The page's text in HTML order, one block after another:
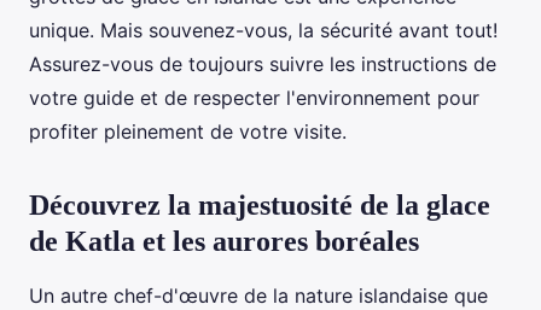
unique. Mais souvenez-vous, la sécurité avant tout!
Assurez-vous de toujours suivre les instructions de
votre guide et de respecter l'environnement pour
profiter pleinement de votre visite.
Découvrez la majestuosité de la glace
de Katla et les aurores boréales
Un autre chef-d'œuvre de la nature islandaise que